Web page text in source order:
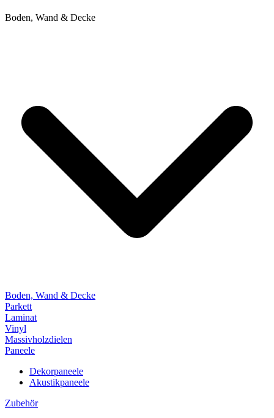
Boden, Wand & Decke
Boden, Wand & Decke
Parkett
Laminat
Vinyl
Massivholzdielen
Paneele
Dekorpaneele
Akustikpaneele
Zubehör